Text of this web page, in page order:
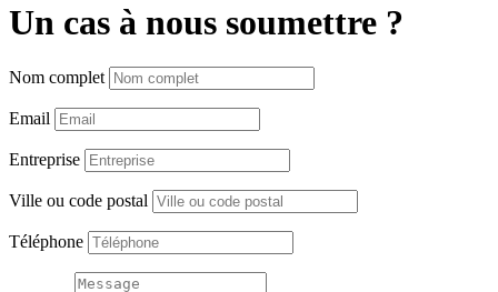
Un cas à nous soumettre ?
Nom complet
Email
Entreprise
Ville ou code postal
Téléphone